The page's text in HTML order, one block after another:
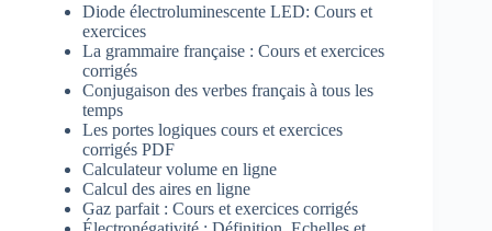
Diode électroluminescente LED: Cours et
exercices
La grammaire française : Cours et exercices
corrigés
Conjugaison des verbes français à tous les
temps
Les portes logiques cours et exercices
corrigés PDF
Calculateur volume en ligne
Calcul des aires en ligne
Gaz parfait : Cours et exercices corrigés